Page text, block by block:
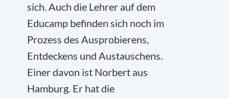
sich. Auch die Lehrer auf dem
Educamp befinden sich noch im
Prozess des Ausprobierens,
Entdeckens und Austauschens.
Einer davon ist Norbert aus
Hamburg. Er hat die